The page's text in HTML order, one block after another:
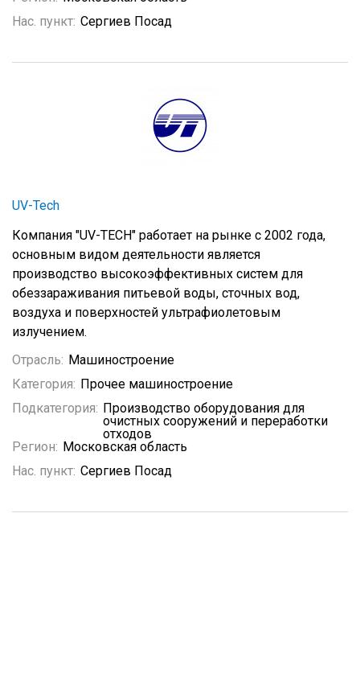
Нас. пункт: Сергиев Посад
UV-Tech
Компания "UV-TECH" работает на рынке с 2002 года,
основным видом деятельности является
производство высокоэффективных систем для
обеззараживания питьевой воды, сточных вод,
воздуха и поверхностей ультрафиолетовым
излучением.
Отрасль: Машиностроение
Категория: Прочее машиностроение
Подкатегория: Производство оборудования для
очистных сооружений и переработки
отходов
Регион: Московская область
Нас. пункт: Сергиев Посад